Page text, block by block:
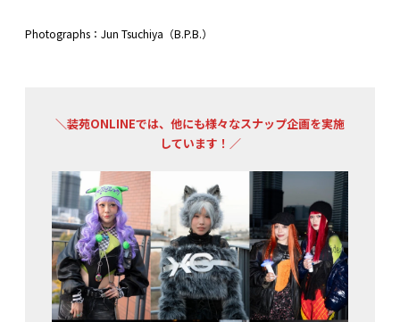
Photographs：Jun Tsuchiya（B.P.B.）
＼装苑ONLINEでは、他にも様々なスナップ企画を実施
しています！ ／